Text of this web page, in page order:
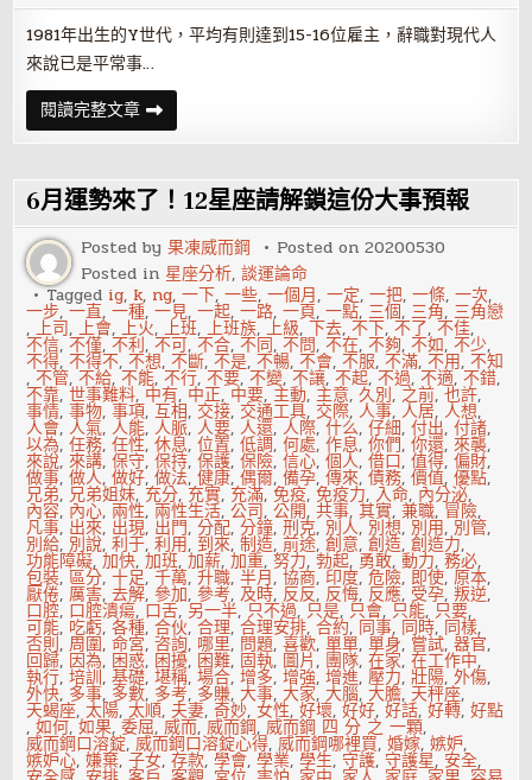
1981年出生的Y世代，平均有則達到15-16位雇主，辭職對現代人
來說已是平常事…
閱讀完整文章走
得
好
走
得
漂
亮
離
職
五
大
招
6月運勢來了！12星座請解鎖這份大事預報
Posted by果凍威而鋼 Posted on20200530
Posted in 星座分析,談運論命
Tagged ig, k, ng,一下,一些,一個月,一定,一把,一條,一次,
一步,一直,一種,一見,一起,一路,一頁,一點, 三個, 三角, 三角戀
,上司,上會,上火,上班,上班族,上級,下去,不下,不了,不佳,
不信,不僅,不利,不可,不合,不同,不問,不在,不夠,不如,不少,
不得,不得不,不想,不斷,不是,不暢,不會,不服,不滿,不用,不知
,不管,不給,不能,不行,不要,不變,不讓,不起,不過,不適,不錯,
不靠,世事難料, 中有, 中正, 中要,主動,主意,久別, 之前,也許,
事情,事物,事項,互相, 交接, 交通工具, 交際,人事,人居,人想,
人會,人氣,人能,人脈,人要,人還,人際,什么,仔細,付出,付諸,
以為,任務,任性,休息,位置,低調,何處,作息,你們,你還,來襲,
來說,來講,保守,保持,保護,保險,信心,個人,借口,值得,偏財,
做事,做人,做好,做法,健康,偶爾,備孕,傳來,債務,價值,優點,
兄弟, 兄弟姐妹, 充分, 充實, 充滿,免疫,免疫力, 入命, 內分泌,
內容, 內心, 兩性, 兩性生活,公司,公開,共事,其實,兼職, 冒險,
凡事, 出來, 出現, 出門,分配,分鐘,刑克, 別人, 別想, 別用, 別管,
別給, 別說,利于,利用, 到來,制造,前途,創意,創造,創造力,
功能障礙,加快,加班,加薪,加重,努力,勃起, 勇敢,動力,務必,
包裝,區分,十足,千萬,升職,半月,協商, 印度,危險, 即使,原本,
厭倦,厲害,去解,參加,參考,及時, 反反, 反悔, 反應, 受孕,叛逆,
口腔, 口腔潰瘍, 口舌, 另一半, 只不過, 只是, 只會, 只能, 只要,
可能, 吃虧,各種,合伙,合理,合理安排,合約, 同事, 同時, 同樣,
否則,周圍,命宮,咨詢, 哪里, 問題,喜歡,單單,單身, 嘗試,器官,
回歸, 因為, 困惑, 困擾, 困難, 固執, 圖片, 團隊,在家,在工作中,
執行,培訓,基礎,堪稱,場合,增多,增強,增進,壓力,壯陽,外傷,
外快, 多事, 多數, 多考, 多賺,大事,大家,大腦,大膽, 天秤座,
天蝎座,太陽,太順, 夫妻,奇妙,女性,好壞,好好,好話,好轉,好點
,如何,如果,委屈,威而,威而鋼,威而鋼 四 分 之 一顆,
威而鋼口溶錠,威而鋼口溶錠心得,威而鋼哪裡買,婚嫁,嫉妒,
嫉妒心,嫌棄,子女,存款,學會,學業,學生,守護,守護星, 安全,